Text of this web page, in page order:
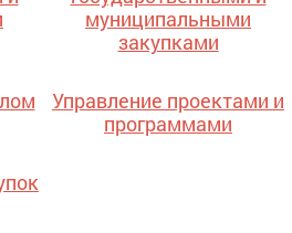
муниципальными
закупками
Управление проектами и
программами